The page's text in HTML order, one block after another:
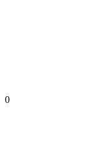
0